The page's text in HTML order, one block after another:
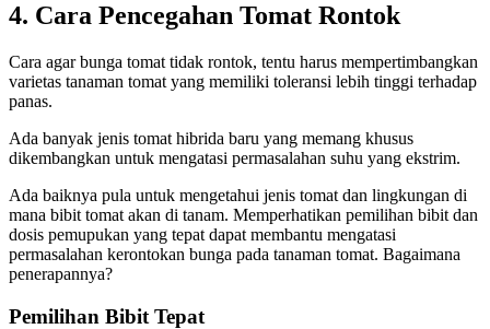
4. Cara Pencegahan Tomat Rontok
Cara agar bunga tomat tidak rontok, tentu harus mempertimbangkan
varietas tanaman tomat yang memiliki toleransi lebih tinggi terhadap
panas.
Ada banyak jenis tomat hibrida baru yang memang khusus
dikembangkan untuk mengatasi permasalahan suhu yang ekstrim.
Ada baiknya pula untuk mengetahui jenis tomat dan lingkungan di
mana bibit tomat akan di tanam. Memperhatikan pemilihan bibit dan
dosis pemupukan yang tepat dapat membantu mengatasi
permasalahan kerontokan bunga pada tanaman tomat. Bagaimana
penerapannya?
Pemilihan Bibit Tepat